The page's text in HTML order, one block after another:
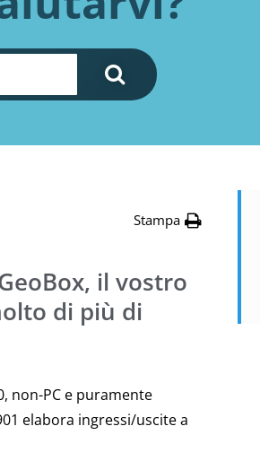
Stampa
il vostro
di più di
non-PC e puramente
elabora ingressi/uscite a